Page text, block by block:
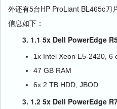
外还有5台HP ProLiant BL465c刀
信息如下：
3. 1.1 5x Dell PowerEdge
1x Intel Xeon E5-2420, 6
47 GB RAM
6x 2 TB HDD, JBOD
3. 1.2 5x Dell PowerEdge